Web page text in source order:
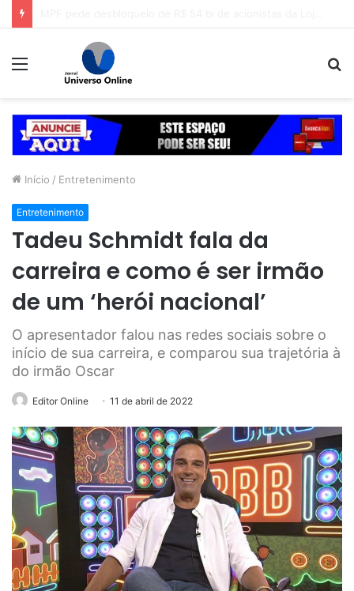
Menu
Início / Entretenimento
Entretenimento
Tadeu Schmidt fala da
carreira e como é ser irmão
de um ‘herói nacional’
O apresentador falou nas redes sociais sobre o
início de sua carreira, e comparou sua trajetória à
do irmão Oscar
Editor Online 11 de abril de 2022